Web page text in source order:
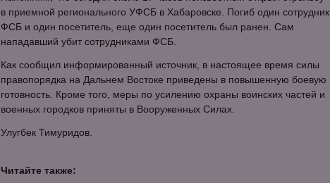
в приемной регионального УФСБ в Хабаровске. Погиб один сотрудник
ФСБ и один посетитель, еще один посетитель был ранен. Сам
нападавший убит сотрудниками ФСБ.
Как сообщил информированный источник, в настоящее время силы
правопорядка на Дальнем Востоке приведены в повышенную боевую
готовность. Кроме того, меры по усилению охраны воинских частей и
военных городков приняты в Вооруженных Силах.
Улугбек Тимуридов.
Читайте также: